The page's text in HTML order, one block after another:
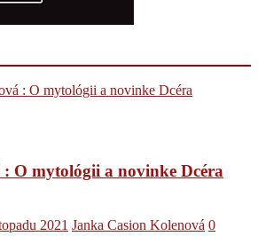
O mytológii a novinke Dcéra
2021 Janka Casion Kolenová 0